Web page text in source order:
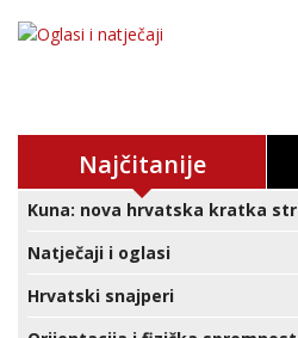
Najčitanije
Kuna: nova hrvatska kratka
Natječaji i oglasi
Hrvatski snajperi